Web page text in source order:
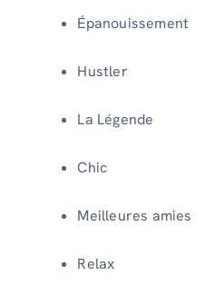
Épanouissement
Hustler
La Légende
Chic
Meilleures amies
Relax